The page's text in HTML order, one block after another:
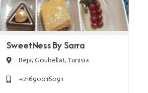
SweetNess By Sarra
Beja, Goubellat, Tunisia
+21690016091